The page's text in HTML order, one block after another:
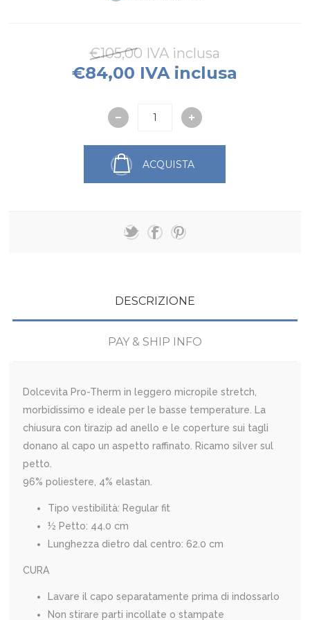
€105,00 IVA inclusa
€84,00 IVA inclusa
ACQUISTA
DESCRIZIONE
PAY & SHIP INFO
Dolcevita Pro-Therm in leggero micropile stretch,
morbidissimo e ideale per le basse temperature. La
chiusura con tirazip ad anello e le coperture sui tagli
donano al capo un aspetto raffinato. Ricamo silver sul
petto.
96% poliestere, 4% elastan.
Tipo vestibilità: Regular fit
½ Petto: 44.0 cm
Lunghezza dietro dal centro: 62.0 cm
CURA
Lavare il capo separatamente prima di indossarlo
Non stirare parti incollate o stampate